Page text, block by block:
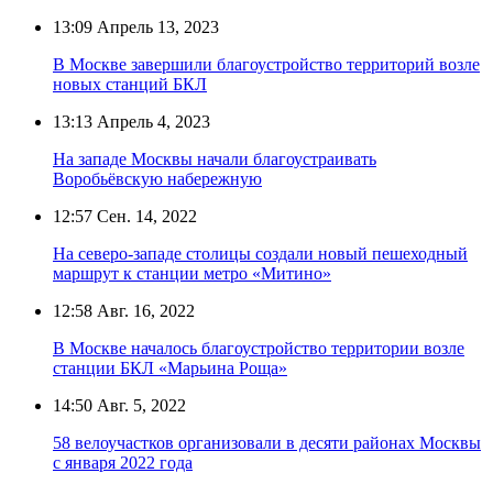
13:09 Апрель 13, 2023
В Москве завершили благоустройство территорий возле
новых станций БКЛ
13:13 Апрель 4, 2023
На западе Москвы начали благоустраивать
Воробьёвскую набережную
12:57 Сен. 14, 2022
На северо-западе столицы создали новый пешеходный
маршрут к станции метро «Митино»
12:58 Авг. 16, 2022
В Москве началось благоустройство территории возле
станции БКЛ «Марьина Роща»
14:50 Авг. 5, 2022
58 велоучастков организовали в десяти районах Москвы
с января 2022 года